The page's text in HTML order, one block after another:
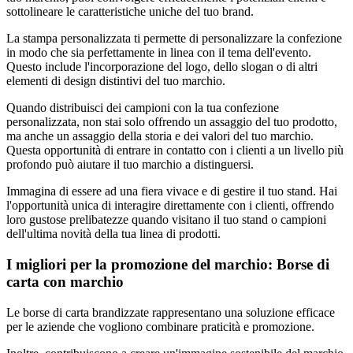
sottolineare le caratteristiche uniche del tuo brand.
La stampa personalizzata ti permette di personalizzare la confezione
in modo che sia perfettamente in linea con il tema dell'evento.
Questo include l'incorporazione del logo, dello slogan o di altri
elementi di design distintivi del tuo marchio.
Quando distribuisci dei campioni con la tua confezione
personalizzata, non stai solo offrendo un assaggio del tuo prodotto,
ma anche un assaggio della storia e dei valori del tuo marchio.
Questa opportunità di entrare in contatto con i clienti a un livello più
profondo può aiutare il tuo marchio a distinguersi.
Immagina di essere ad una fiera vivace e di gestire il tuo stand. Hai
l'opportunità unica di interagire direttamente con i clienti, offrendo
loro gustose prelibatezze quando visitano il tuo stand o campioni
dell'ultima novità della tua linea di prodotti.
I migliori per la promozione del marchio: Borse di
carta con marchio
Le borse di carta brandizzate rappresentano una soluzione efficace
per le aziende che vogliono combinare praticità e promozione.